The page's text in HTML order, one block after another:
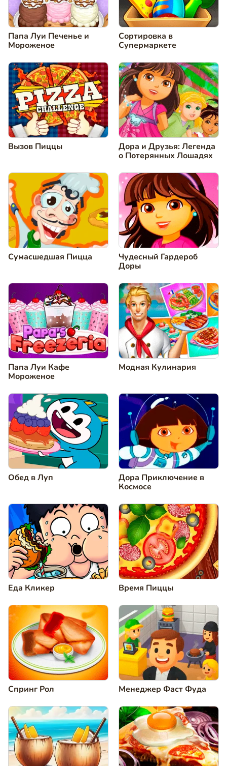
Папа Луи Печенье и
Мороженое
Сортировка в
Супермаркете
Вызов Пиццы
Дора и Друзья: Легенда
о Потерянных Лошадях
Сумасшедшая Пицца
Чудесный Гардероб
Доры
Папа Луи Кафе
Мороженое
Модная Кулинария
Обед в Луп
Дора Приключение в
Космосе
Еда Кликер Время Пиццы
Спринг Рол Менеджер Фаст Фуда